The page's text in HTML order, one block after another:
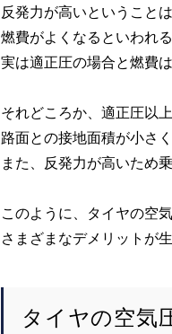
反発力が高いということ
燃費がよくなるといわれ
実は適正圧の場合と燃費
それどころか、適正圧以
路面との接地面積が小さ
また、反発力が高いため
このように、タイヤの空
さまざまなデメリットが
タイヤの空気